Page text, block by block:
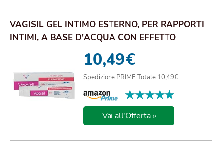
VAGISIL GEL INTIMO ESTERNO, PER RAPPORTI
INTIMI, A BASE D'ACQUA CON EFFETTO
10,49€
Spedizione PRIME Totale 10,49€
★★★★★
★★★★★
Vai all'Offerta »